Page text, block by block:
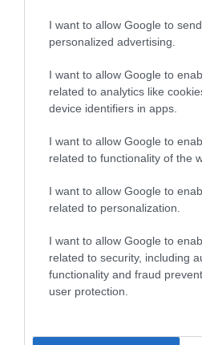
I want to allow Google to
personalized advertising.
I want to allow Google to
related to analytics like
device identifiers in apps.
I want to allow Google to
related to functionality of the
I want to allow Google to
related to personalization.
I want to allow Google to
related to security, including
functionality and fraud
user protection.
29.05.2023 | 17:38
συσχετισμών –